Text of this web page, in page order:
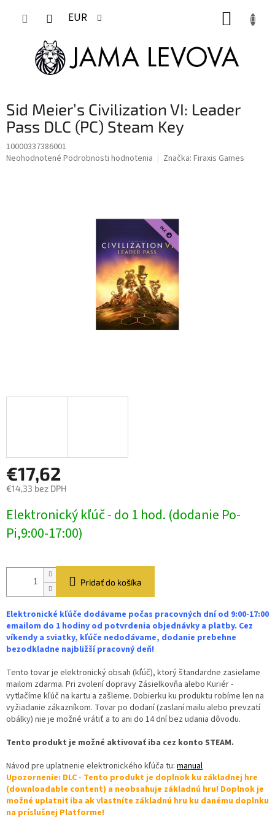
EUR
Sid Meier’s Civilization VI: Leader
Pass DLC (PC) Steam Key
10000337386001
Priemerné
Neohodnotené Podrobnosti hodnotenia Značka: Firaxis Games
€17,62
€14,33 bez DPH
cena:
Elektronický kľúč - do 1 hod. (dodanie Po-
Pi,9:00-17:00)
Pridať do košíka
Elektronické kľúče dodávame počas pracovných dní od 9:00-17:00
emailom do 1 hodiny od potvrdenia objednávky a platby. Cez
víkendy a sviatky, kľúče nedodávame, dodanie prebehne
bezodkladne najbližší pracovný deň!
Tento tovar je elektronický obsah (kľúč), ktorý štandardne zasielame
mailom zdarma. Pri zvolení dopravy Zásielkovňa alebo Kuriér -
vytlačíme kľúč na kartu a zašleme. Dobierku ku produktu robíme len na
vyžiadanie zákazníkom. Tovar po dodaní (zaslaní mailu alebo prevzatí
obálky) nie je možné vrátiť a to ani do 14 dní bez udania dôvodu.
Tento produkt je možné aktivovať iba cez konto STEAM.
Návod pre uplatnenie elektronického kľúča tu: manual
Upozornenie: DLC - Tento produkt je doplnok ku základnej hre
(downloadable content) a neobsahuje základnú hru! Doplnok je
možné uplatniť iba ak vlastníte základnú hru ku danému doplnku
na príslušnej Platforme!